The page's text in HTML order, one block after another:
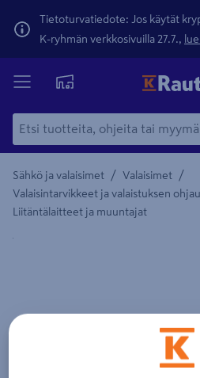
Tietoturvatiedote: Jos käytät
K-ryhmän verkkosivuilla 27.7.,
Sähkö ja valaisimet / Valaisimet /
Valaisintarvikkeet ja valaistuksen
Liitäntälaitteet ja muuntajat
Yksityiskohtainen kuvaus löytyy